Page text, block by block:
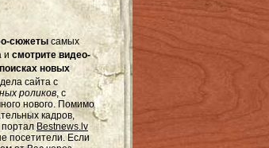
сюжеты самых
и смотрите видео-
поисках новых
сайта с
роликов, с
нового. Помимо
кадров,
Bestnews.lv
посетители. Если